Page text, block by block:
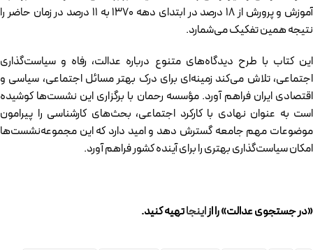
آموزش و پرورش از ۱۸ درصد در ابتدای دهه ۱۳۷۰ به ۱۱ درصد در زمان حاضر را
نتیجه همین تفکیک می‌شمارد.
این کتاب با طرح دیدگاه‌های متنوع درباره عدالت، رفاه و سیاست‌گذاری
اجتماعی، تلاش می‌کند زمینه‌ای برای درک بهتر مسائل اجتماعی، سیاسی و
اقتصادی ایران فراهم آورد. مؤسسه رحمان با برگزاری این نشست‌ها کوشیده
است به عنوان نهادی با کارکرد اجتماعی، بحث‌های کارشناسی را پیرامون
موضوعات مهم جامعه گسترش دهد و امید دارد که این مجموعه‌نشست‌ها
امکان سیاست‌گذاری بهتری را برای آینده کشور فراهم آورد.
«در جستجوی عدالت» را ازاینجاتهیه کنید.